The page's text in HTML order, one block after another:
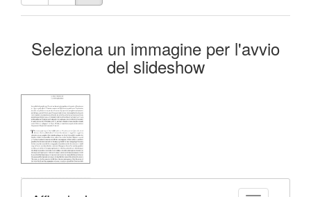
risultati
Risultati
della
Seleziona un immagine per l'avvio
del slideshow